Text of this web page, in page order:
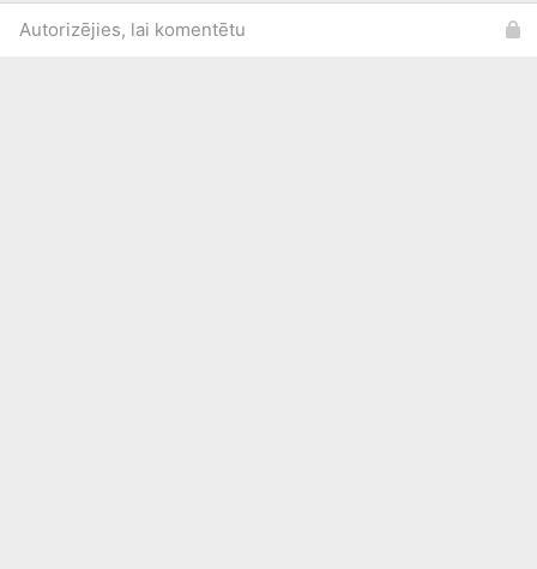
Autorizējies, lai komentētu